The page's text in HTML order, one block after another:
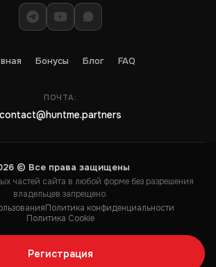
Бонусы Блог FAQ
ПОЧТА:
contact@huntme.partners
© Все права защищены
частей сайта в любой форме без разрешения
владельцев запрещено.
Политика конфиденциальности
Политика Cookie
Регистрация